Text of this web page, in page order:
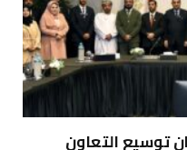
توسيع التعاون